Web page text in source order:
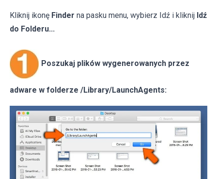
Kliknij ikonę Finder na pasku menu, wybierz Idź i kliknij Idź
do Folderu...
Poszukaj plików wygenerowanych przez
adware w folderze /Library/LaunchAgents: